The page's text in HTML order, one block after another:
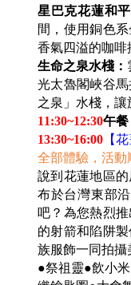
星巴克花蓮和平
間，使用銅色
香氣四溢的咖
生命之泉水棧：
光太魯閣峽谷
之泉」水棧，
11:30~12:30午餐
13:30~16:00 【
全部體驗，活動
說到花蓮地區
布於台灣東部
吧？為您熱烈
的射箭和陷阱
族服飾一同拍
●祭祖靈●飲小